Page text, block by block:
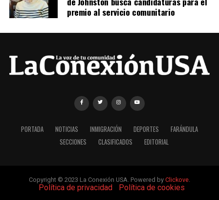
premio al servicio comunitario
PORTADA NOTICIAS INMIGRACIÓN DEPORTES
FARÁNDULA
SECCIONES
CLASIFICADOS EDITORIAL
Copyright © 2023 La Conexión USA. Powered by Clickove.
Política de privacidad| Política de cookies